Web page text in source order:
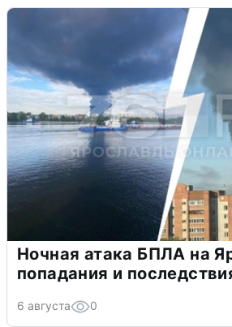
Ночная атака БПЛА на
попадания и
6 августа 0